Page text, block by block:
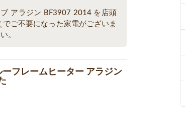
アラジン BF3907 2014 を店頭
ご不要になった家電がございま
。
フレームヒーター アラジン